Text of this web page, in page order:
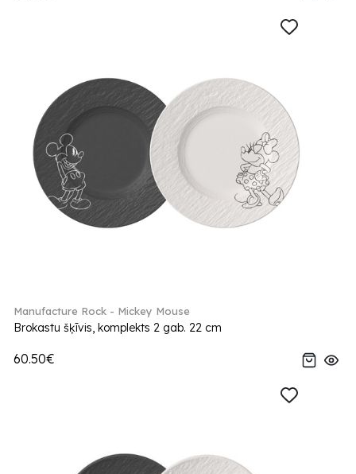
Manufacture Rock - Mickey Mouse
Brokastu šķīvis, komplekts 2 gab. 22 cm
60.50€